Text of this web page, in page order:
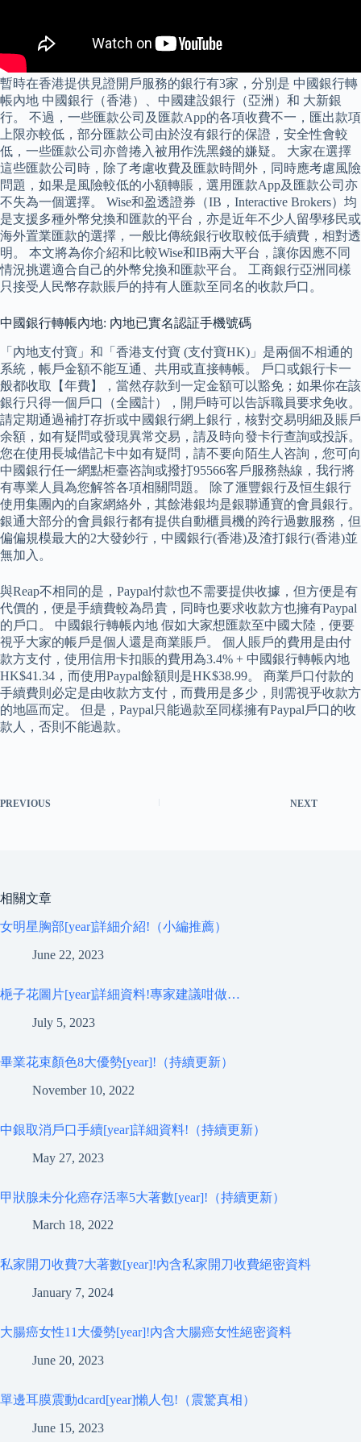
暫時在香港提供見證開戶服務的銀行有3家，分別是 中國銀行轉
帳內地 中國銀行（香港）、中國建設銀行（亞洲）和 大新銀
行。 不過，一些匯款公司及匯款App的各項收費不一，匯出款項
上限亦較低，部分匯款公司由於沒有銀行的保證，安全性會較
低，一些匯款公司亦曾捲入被用作洗黑錢的嫌疑。 大家在選擇
這些匯款公司時，除了考慮收費及匯款時間外，同時應考慮風險
問題，如果是風險較低的小額轉賬，選用匯款App及匯款公司亦
不失為一個選擇。 Wise和盈透證券（IB，Interactive Brokers）均
是支援多種外幣兌換和匯款的平台，亦是近年不少人留學移民或
海外置業匯款的選擇，一般比傳統銀行收取較低手續費，相對透
明。 本文將為你介紹和比較Wise和IB兩大平台，讓你因應不同
情況挑選適合自己的外幣兌換和匯款平台。 工商銀行亞洲同樣
只接受人民幣存款賬戶的持有人匯款至同名的收款戶口。
中國銀行轉帳內地: 內地已實名認証手機號碼
「內地支付寶」和「香港支付寶 (支付寶HK)」是兩個不相通的
系統，帳戶金額不能互通、共用或直接轉帳。 戶口或銀行卡一
般都收取【年費】，當然存款到一定金額可以豁免；如果你在該
銀行只得一個戶口（全國計），開戶時可以告訴職員要求免收。
請定期通過補打存折或中國銀行網上銀行，核對交易明細及賬戶
余額，如有疑問或發現異常交易，請及時向發卡行查詢或投訴。
您在使用長城借記卡中如有疑問，請不要向陌生人咨詢，您可向
中國銀行任一網點柜臺咨詢或撥打95566客戶服務熱線，我行將
有專業人員為您解答各項相關問題。 除了滙豐銀行及恒生銀行
使用集團內的自家網絡外，其餘港銀均是銀聯通寶的會員銀行。
銀通大部分的會員銀行都有提供自動櫃員機的跨行過數服務，但
偏偏規模最大的2大發鈔行，中國銀行(香港)及渣打銀行(香港)並
無加入。
與Reap不相同的是，Paypal付款也不需要提供收據，但方便是有
代價的，便是手續費較為昂貴，同時也要求收款方也擁有Paypal
的戶口。 中國銀行轉帳內地 假如大家想匯款至中國大陸，便要
視乎大家的帳戶是個人還是商業賬戶。 個人賬戶的費用是由付
款方支付，使用信用卡扣賬的費用為3.4% + 中國銀行轉帳內地
HK$41.34，而使用Paypal餘額則是HK$38.99。 商業戶口付款的
手續費則必定是由收款方支付，而費用是多少，則需視乎收款方
的地區而定。 但是，Paypal只能過款至同樣擁有Paypal戶口的收
款人，否則不能過款。
PREVIOUS NEXT
相關文章
女明星胸部[year]詳細介紹!（小編推薦）
June 22, 2023
梔子花圖片[year]詳細資料!專家建議咁做…
July 5, 2023
畢業花束顏色8大優勢[year]!（持續更新）
November 10, 2022
中銀取消戶口手續[year]詳細資料!（持續更新）
May 27, 2023
甲狀腺未分化癌存活率5大著數[year]!（持續更新）
March 18, 2022
私家開刀收費7大著數[year]!內含私家開刀收費絕密資料
January 7, 2024
大腸癌女性11大優勢[year]!內含大腸癌女性絕密資料
June 20, 2023
單邊耳膜震動dcard[year]懶人包!（震驚真相）
June 15, 2023